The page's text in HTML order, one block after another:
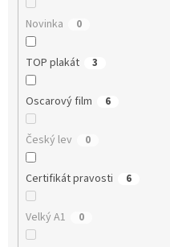
Novinka 0
TOP plakát 3
Oscarový film 6
Český lev 0
Certifikát pravosti 6
Velký A1 0